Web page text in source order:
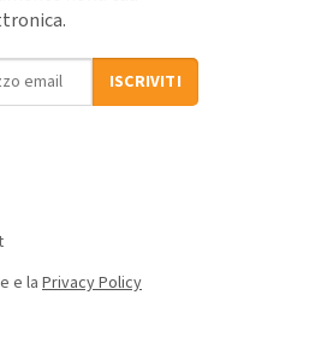
ISCRIVITI
e la Privacy Policy